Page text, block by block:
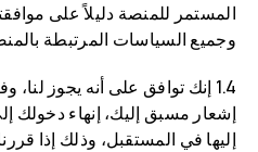
المستمر للمنصة دليلاً على
وجميع السياسات المرتبطة
1.4 إنك توافق على أنه يجوز
إشعار مسبق إليك، إنهاء دخولك
إليها في المستقبل، وذلك إذا